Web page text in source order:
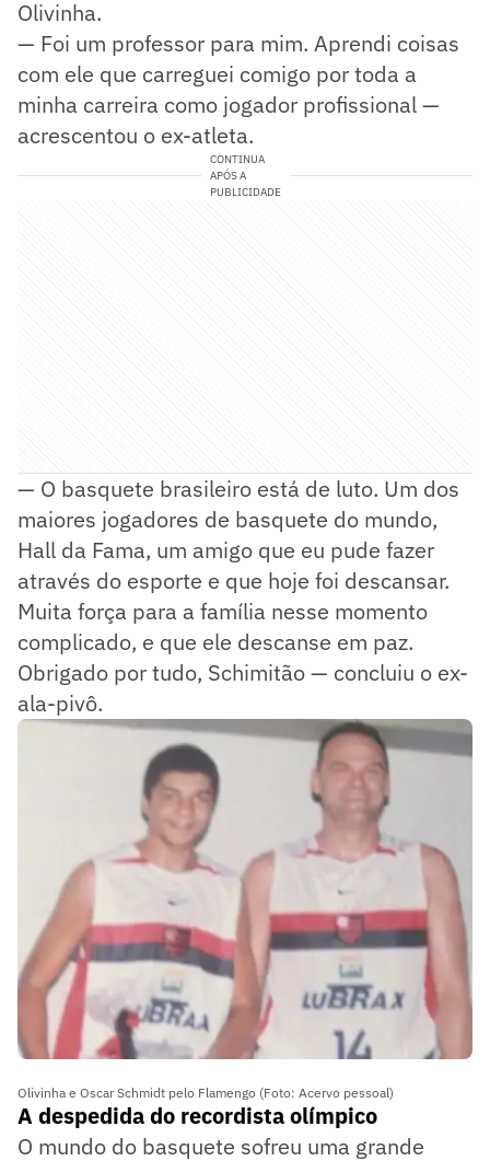
Olivinha.
— Foi um professor para mim. Aprendi coisas
com ele que carreguei comigo por toda a
minha carreira como jogador profissional —
acrescentou o ex-atleta.
CONTINUA
APÓS A
PUBLICIDADE
— O basquete brasileiro está de luto. Um dos
maiores jogadores de basquete do mundo,
Hall da Fama, um amigo que eu pude fazer
através do esporte e que hoje foi descansar.
Muita força para a família nesse momento
complicado, e que ele descanse em paz.
Obrigado por tudo, Schimitão — concluiu o ex-
ala-pivô.
Olivinha e Oscar Schmidt pelo Flamengo (Foto: Acervo pessoal)
A despedida do recordista olímpico
O mundo do basquete sofreu uma grande